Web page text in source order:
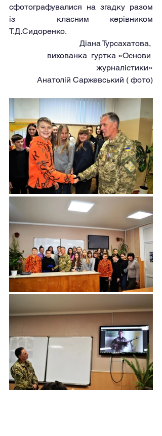
сфотографувалися на згадку разом
із  класним керівником
Т.Д.Сидоренко.
Діана Турсахатова,
вихованка  гуртка «Основи
журналістики»
Анатолій Саржевський ( фото)